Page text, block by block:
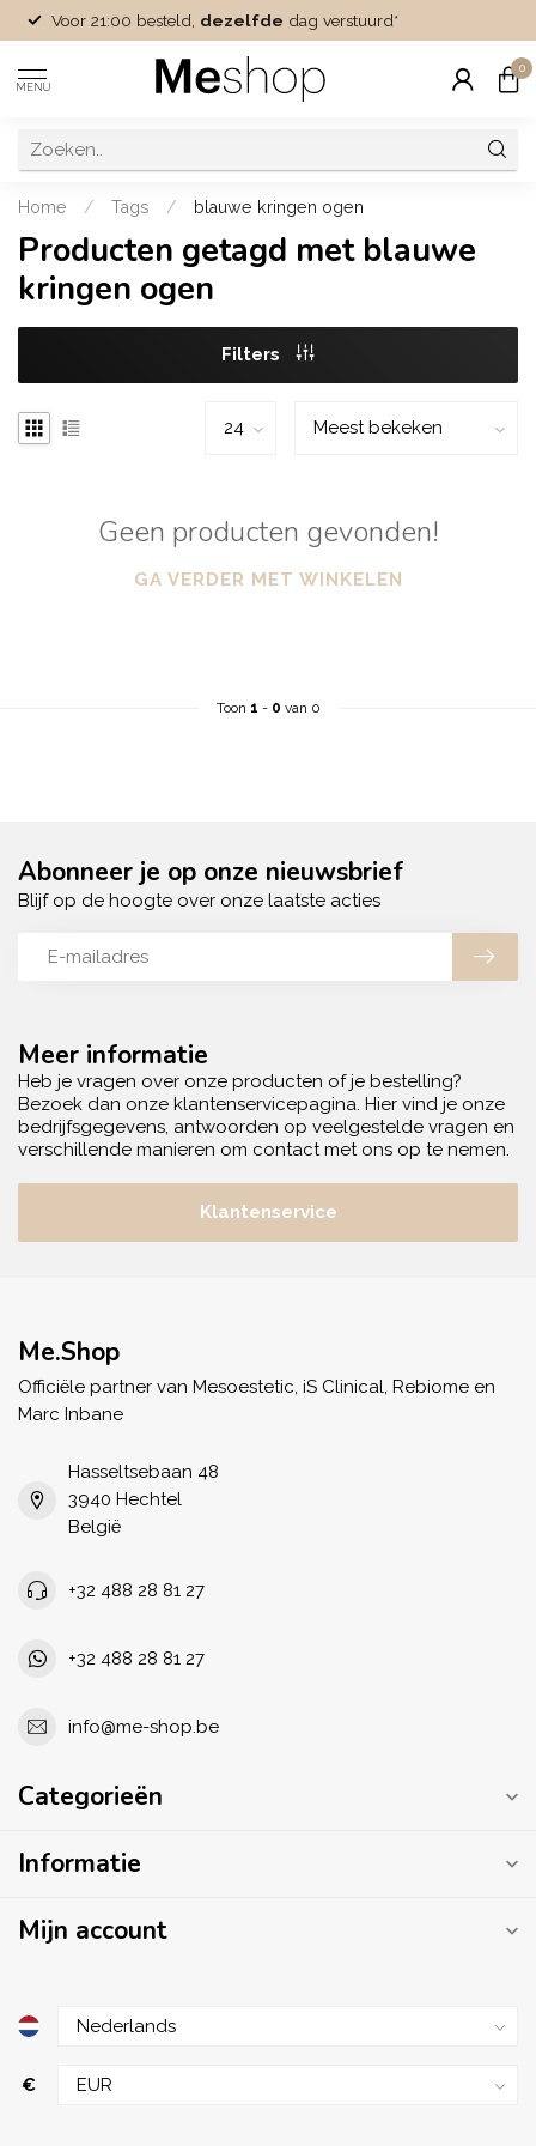
Voor 21:00 besteld, dezelfde dag verstuurd*
MENU
0
Home / Tags / blauwe kringen ogen
Producten getagd met blauwe
kringen ogen
Filters
Geen producten gevonden!
GA VERDER MET WINKELEN
Toon 1 - 0 van 0
Meer informatie
Heb je vragen over onze producten of je bestelling?
Bezoek dan onze klantenservicepagina. Hier vind je onze
bedrijfsgegevens, antwoorden op veelgestelde vragen en
verschillende manieren om contact met ons op te nemen.
Klantenservice
Abonneer je op onze nieuwsbrief
Blijf op de hoogte over onze laatste acties
Me.Shop
Officiële partner van Mesoestetic, iS Clinical, Rebiome en
Marc Inbane
Hasseltsebaan 48
3940 Hechtel
België
+32 488 28 81 27
+32 488 28 81 27
info@me-shop.be
Categorieën
Informatie
Mijn account
€